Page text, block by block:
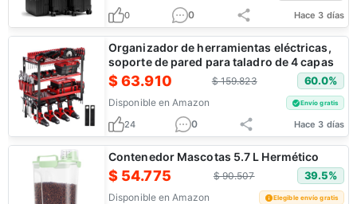
0 0 Hace 3 días
Organizador de herramientas eléctricas,
soporte de pared para taladro de 4 capas
$63.910 $159.823 60.0%
Disponible en Amazon Envío gratis
24 0 Hace 3 días
Contenedor Mascotas 5.7 L Hermético
$ 54.775 $90.507 39.5%
Disponible en Amazon Elegible envío gratis